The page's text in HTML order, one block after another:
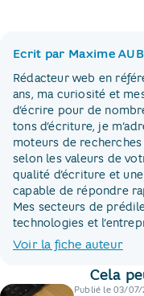
Ecrit par Maxime
Rédacteur web en
ans, ma curiosité et
d’écrire pour de
tons d’écriture, je
moteurs de
selon les valeurs de
qualité d’écriture et
capable de répondre
Mes secteurs de
technologies et
Voir la fiche auteur
Cela
Publié le03/07/